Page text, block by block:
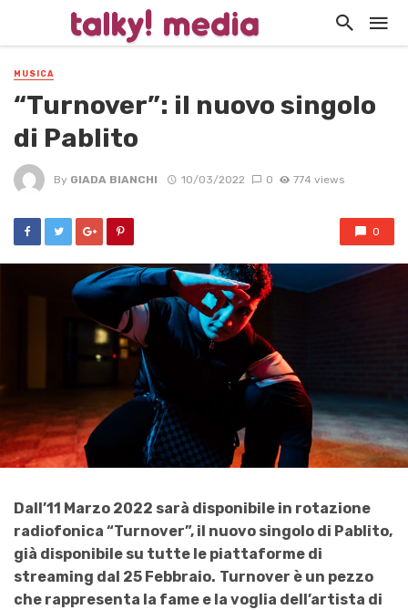
MUSICA
“Turnover”: il nuovo singolo
di Pablito
By GIADA BIANCHI 10/03/2022 0 774 views
0
Dall’11 Marzo 2022 sarà disponibile in rotazione
radiofonica “Turnover”, il nuovo singolo di Pablito,
già disponibile su tutte le piattaforme di
streaming dal 25 Febbraio. Turnover è un pezzo
che rappresenta la fame e la voglia dell’artista di